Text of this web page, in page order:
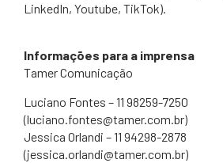
LinkedIn, Youtube, TikTok).
Informações para a imprensa
Tamer Comunicação
Luciano Fontes – 11 98259-7250
(luciano.fontes@tamer.com.br)
Jessica Orlandi – 11 94298-2878
(jessica.orlandi@tamer.com.br)